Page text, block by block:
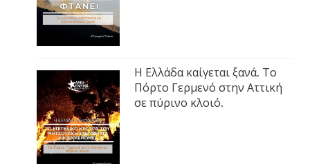
Η Ελλάδα καίγεται ξανά. Το
Πόρτο Γερμενό στην Αττική
σε πύρινο κλοιό.